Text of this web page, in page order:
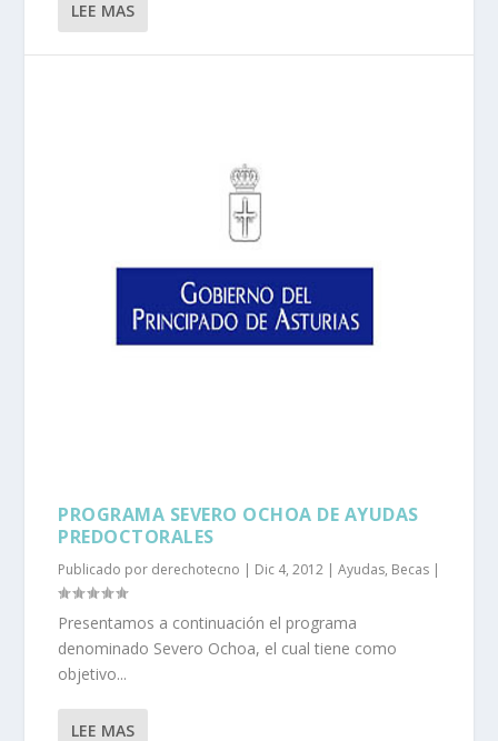
LEE MAS
PROGRAMA SEVERO OCHOA DE AYUDAS
PREDOCTORALES
Publicado por derechotecno Dic 4, 2012 |Ayudas, Becas
Presentamos a continuación el programa
denominado Severo Ochoa, el cual tiene como
objetivo...
LEE MAS